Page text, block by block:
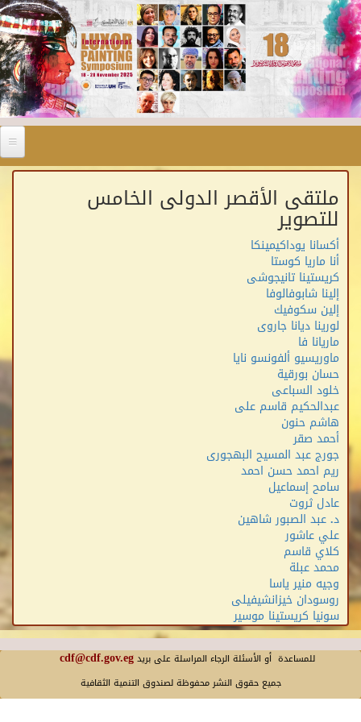
Skip to main content
صندوق التنمية الثقافية
مطبوعات
صور
المكرمون
اللائحة
الملتقي
ملتقى الأقصر الدولي الثامن عشر للتصوير - الدورة الحالية
ملتقى الأقصر الدولى السابع عشر للتصوير
ملتقى الأقصر الدولى الدورة السادسة عشر للتصوير
ملتقى الأقصر الدولى الدورة الخامسة عشر للتصوير
ملتقى الأقصر الدولى الدورة الرابعة عشر للتصوير
ملتقى الأقصر الدولى الدورة الثالثة عشر للتصوير
ملتقى الأقصر الدولى الدورة الثانية عشر للتصوير
ملتقى الأقصر الدولى الدورة الحادية عشر للتصوير
ملتقى الأقصر الدولى التاسع للتصوير
ملتقى الأقصر الدولى الثامن للتصوير
ملتقى الأقصر الدولى السابع للتصوير
ملتقى الأقصر الدولى السادس للتصوير
ملتقى الأقصر الدولى الخامس للتصوير
ملتقى الأقصر الدولى الخامس
للتصوير
أكسانا يوداكيمينكا
أنا ماريا كوستا
كريستينا تانيجوشى
إلينا شابوفالوفا
إلين سكوفيك
لورينا ديانا جاروى
ماريانا فا
ماوريسيو ألفونسو نايا
حسان بورقية
خلود السباعى
عبدالحكيم قاسم على
هاشم حنون
أحمد صقر
جورج عبد المسيح البهجورى
ريم احمد حسن احمد
سامح إسماعيل
عادل ثروت
د. عبد الصبور شاهين
علي عاشور
كلاي قاسم
محمد عبلة
وجيه منير ياسا
روسودان خيزانشيفيلى
سونيا كريستينا موسير
للمساعدة أو الأسئلة الرجاء المراسلة على بريدcdf@cdf.gov.eg
جميع حقوق النشر محفوظة لصندوق التنمية الثقافية